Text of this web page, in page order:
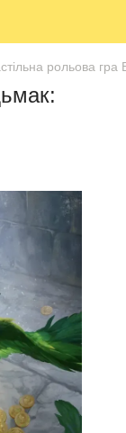
рольова